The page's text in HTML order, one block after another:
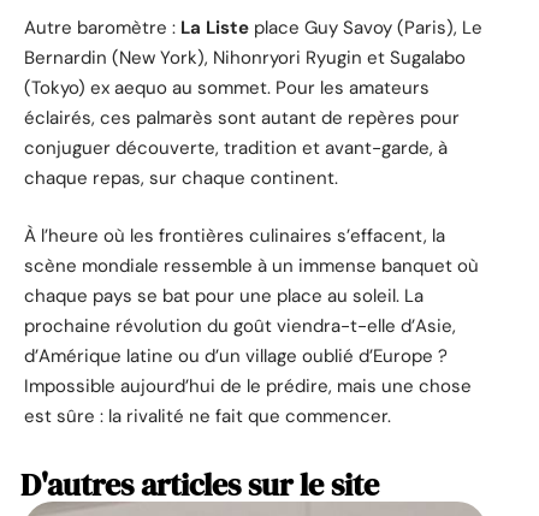
Autre baromètre : La Liste place Guy Savoy (Paris), Le
Bernardin (New York), Nihonryori Ryugin et Sugalabo
(Tokyo) ex aequo au sommet. Pour les amateurs
éclairés, ces palmarès sont autant de repères pour
conjuguer découverte, tradition et avant-garde, à
chaque repas, sur chaque continent.
À l’heure où les frontières culinaires s’effacent, la
scène mondiale ressemble à un immense banquet où
chaque pays se bat pour une place au soleil. La
prochaine révolution du goût viendra-t-elle d’Asie,
d’Amérique latine ou d’un village oublié d’Europe ?
Impossible aujourd’hui de le prédire, mais une chose
est sûre : la rivalité ne fait que commencer.
D'autres articles sur le site